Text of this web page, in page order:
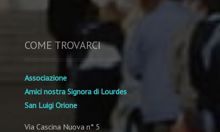
COME TROVARCI
Associazione
Amici nostra Signora di Lourdes
San Luigi Orione
Via Cascina Nuova n° 5